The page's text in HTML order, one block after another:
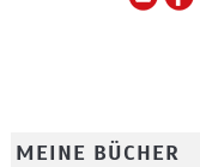
MEINE BÜCHER